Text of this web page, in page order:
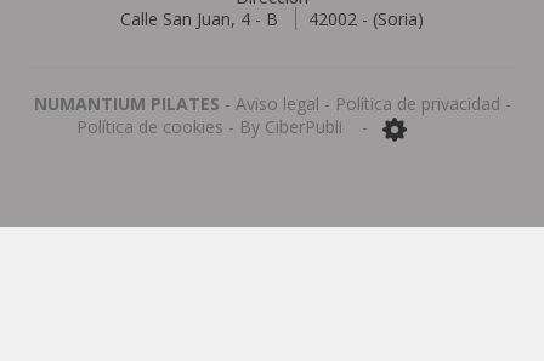
Calle San Juan, 4 - B 42002 - (Soria)
NUMANTIUM PILATES - Aviso legal - Política de privacidad -
Política de cookies - By CiberPubli -